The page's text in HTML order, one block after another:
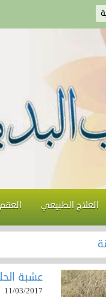
العلاج الطبيعي العقم
عشبة
11/03/2017